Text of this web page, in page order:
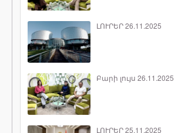
ԼՈՒՐԵՐ 26.11.2025
Բարի լույս 26.11.2025
ԼՈՒՐԵՐ 25.11.2025